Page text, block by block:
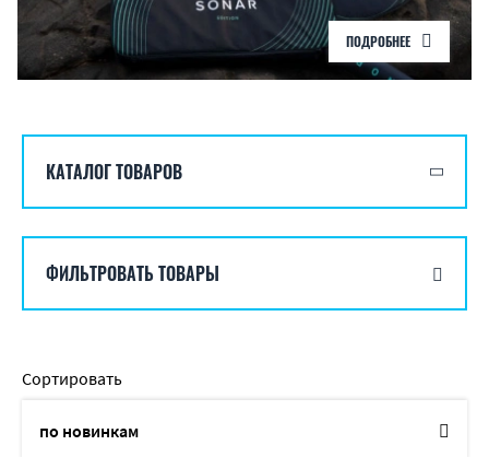
ПОДРОБНЕЕ
КАТАЛОГ ТОВАРОВ
ФИЛЬТРОВАТЬ ТОВАРЫ
Сортировать
по новинкам